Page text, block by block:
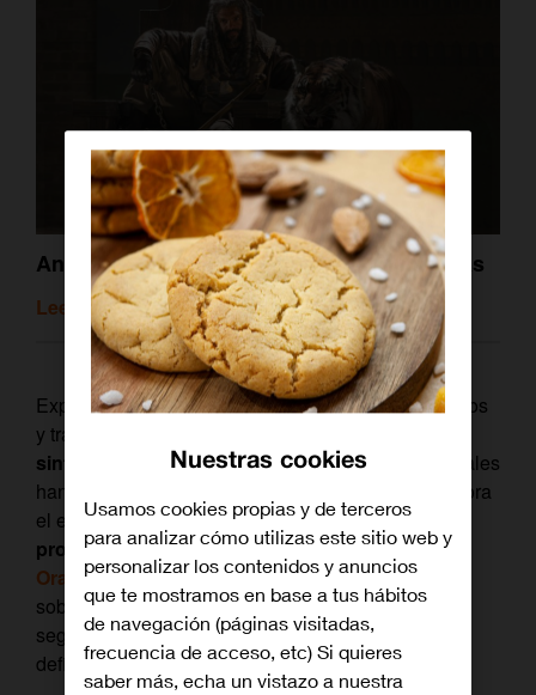
Animales seriéfilos: los otros protagonistas
Leer artículo relacionado
Expertos en arrumacos, ronroneos, zapatos mordidos
y travesuras. Pero, también, protagonistas de
sinfín de incógnitasque desde tiempos inmemoriales
han asaltado a los humanos. Las mascotas son ahora
el eje central de varios de losdocumentales y
programas más vistos de Netflix, disponible en
Orange TV. La excusa perfecta para aprender más
sobre el mejor amigo del hombre o, simplemente,
seguir consumiendo vídeos de gatitos (en alta
definición).
Nuestras cookies
Usamos cookies propias y de terceros
para analizar cómo utilizas este sitio web y
personalizar los contenidos y anuncios
que te mostramos en base a tus hábitos
de navegación (páginas visitadas,
frecuencia de acceso, etc) Si quieres
saber más, echa un vistazo a nuestra